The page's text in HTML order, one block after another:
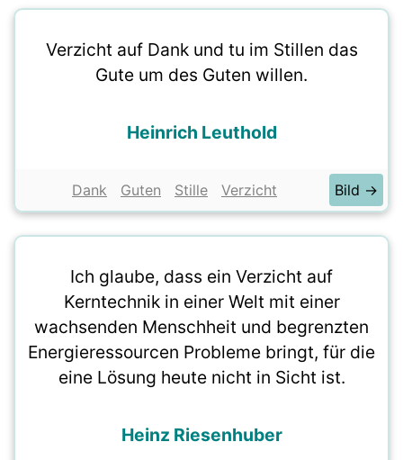
Verzicht auf Dank und tu im Stillen das
Gute um des Guten willen.
Heinrich Leuthold
Dank Guten Stille Verzicht Bild →
Ich glaube, dass ein Verzicht auf
Kerntechnik in einer Welt mit einer
wachsenden Menschheit und begrenzten
Energieressourcen Probleme bringt, für die
eine Lösung heute nicht in Sicht ist.
Heinz Riesenhuber